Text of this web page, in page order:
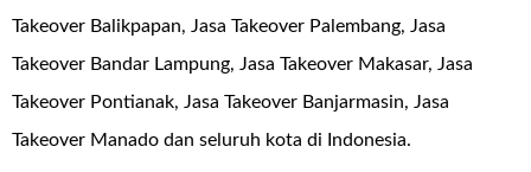
Takeover Balikpapan, Jasa Takeover Palembang, Jasa
Takeover Bandar Lampung, Jasa Takeover Makasar, Jasa
Takeover Pontianak, Jasa Takeover Banjarmasin, Jasa
Takeover Manado dan seluruh kota di Indonesia.